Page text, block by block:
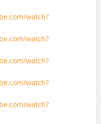
watch?
watch?
watch?
watch?
watch?